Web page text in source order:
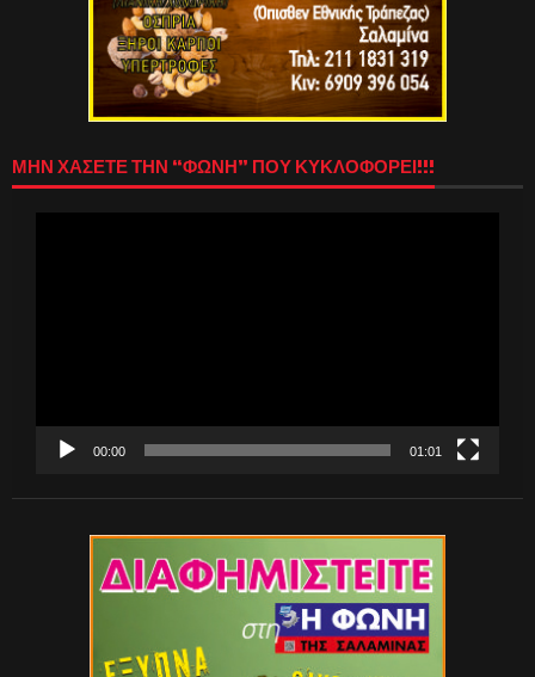
ΜΗΝ ΧΑΣΕΤΕ ΤΗΝ “ΦΩΝΗ” ΠΟΥ ΚΥΚΛΟΦΟΡΕΙ!!!
00:00 01:01